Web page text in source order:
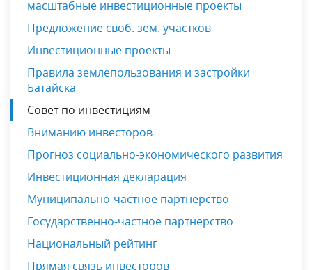
масштабные инвестиционные проекты
Предложение своб. зем. участков
Инвестиционные проекты
Правила землепользования и застройки
Батайска
Совет по инвестициям
Вниманию инвесторов
Прогноз социально-экономического развития
Инвестиционная декларация
Муниципально-частное партнерство
Государственно-частное партнерство
Национальный рейтинг
Прямая связь инвесторов